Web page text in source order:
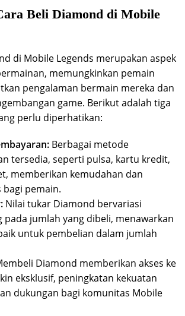
Beli Diamond di Mobile
di Mobile Legends merupakan aspek
memungkinkan pemain
pengalaman bermain mereka dan
game. Berikut adalah tiga
perlu diperhatikan:
Berbagai metode
tersedia, seperti pulsa, kartu kredit,
memberikan kemudahan dan
pemain.
Nilai tukar Diamond bervariasi
jumlah yang dibeli, menawarkan
untuk pembelian dalam jumlah
Diamond memberikan akses ke
eksklusif, peningkatan kekuatan
dukungan bagi komunitas Mobile